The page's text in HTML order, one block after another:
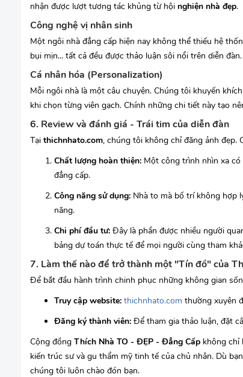
nhận được lượt tương tác khủng từ hội nghiện nhà đẹp.
Công nghệ vị nhân sinh
Một ngôi nhà đẳng cấp hiện nay không thể thiếu hệ
bụi mịn... tất cả đều được thảo luận sôi nổi trên diễn đàn.
Cá nhân hóa (Personalization)
Mỗi ngôi nhà là một câu chuyện. Chúng tôi khuyến
khi chọn từng viên gạch. Chính những chi tiết này tạo
6. Review và đánh giá - Trái tim của diễn đàn
Tại thichnhato.com, chúng tôi không chỉ đăng ảnh đẹp.
Chất lượng hoàn thiện: Một công trình nhìn xa
đẳng cấp.
Công năng sử dụng: Nhà to mà bố trí không hợp
năng.
Chi phí đầu tư: Đây là phần được nhiều người
bảng dự toán thực tế để mọi người cùng tham
7. Làm thế nào để trở thành một "Tín đồ" của
Để bắt đầu hành trình chinh phục những không gian
Truy cập website: thichnhato.com thường xuyên
Đăng ký thành viên: Để tham gia thảo luận, đặt
Cộng đồng Thích Nhà TO - ĐẸP - Đẳng Cấp không chỉ
kiến trúc sư và gu thẩm mỹ tinh tế của chủ nhân. Dù
chúng tôi luôn chào đón bạn.